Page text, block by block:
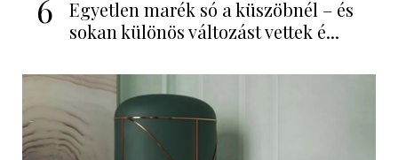
6
Egyetlen marék só a küszöbnél – és
sokan különös változást vettek é...